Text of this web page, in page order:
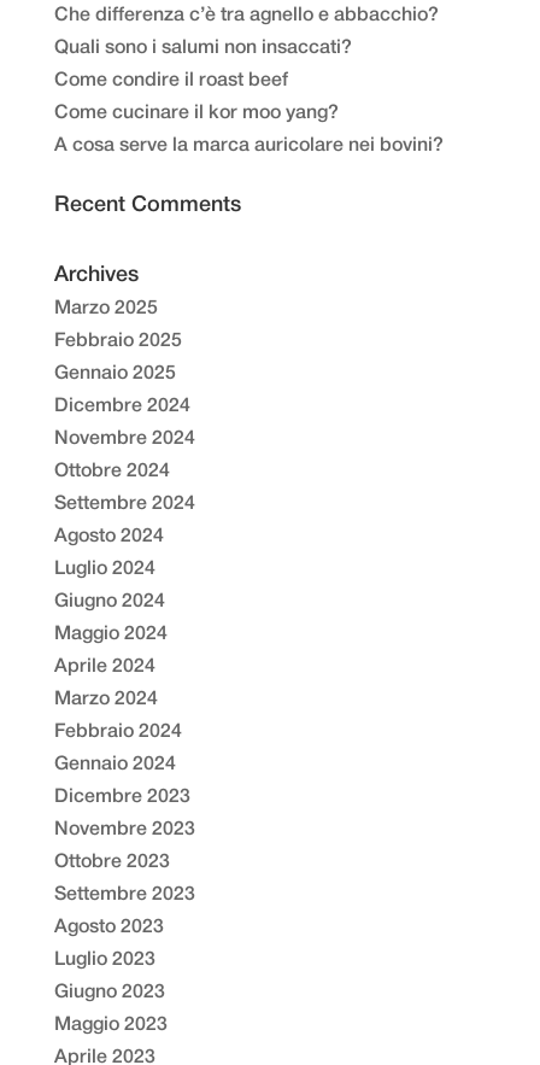
Che differenza c’è tra agnello e abbacchio?
Quali sono i salumi non insaccati?
Come condire il roast beef
Come cucinare il kor moo yang?
A cosa serve la marca auricolare nei bovini?
Recent Comments
Archives
Marzo 2025
Febbraio 2025
Gennaio 2025
Dicembre 2024
Novembre 2024
Ottobre 2024
Settembre 2024
Agosto 2024
Luglio 2024
Giugno 2024
Maggio 2024
Aprile 2024
Marzo 2024
Febbraio 2024
Gennaio 2024
Dicembre 2023
Novembre 2023
Ottobre 2023
Settembre 2023
Agosto 2023
Luglio 2023
Giugno 2023
Maggio 2023
Aprile 2023